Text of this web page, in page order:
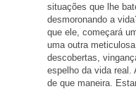
situações que lhe
desmoronando a
que ele, começará
uma outra
descobertas,
espelho da vida real.
de que maneira.